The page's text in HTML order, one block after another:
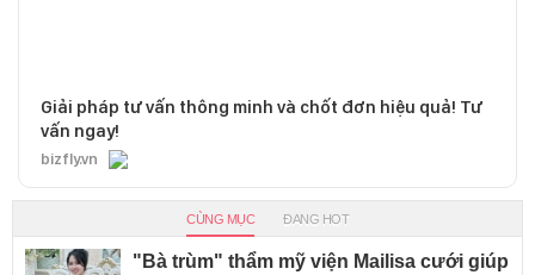
Giải pháp tư vấn thông minh và chốt đơn hiệu quả! Tư
vấn ngay!
bizfly.vn
CÙNG MỤC ĐANG HOT
"Bà trùm" thẩm mỹ viện Mailisa cưới giúp